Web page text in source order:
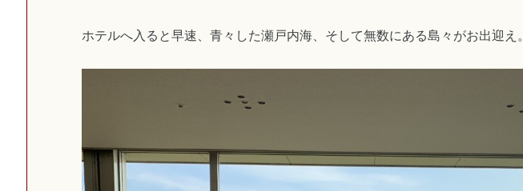
ホテルへ入ると早速、青々した瀬戸内海、そして無数にある島々がお出迎え。